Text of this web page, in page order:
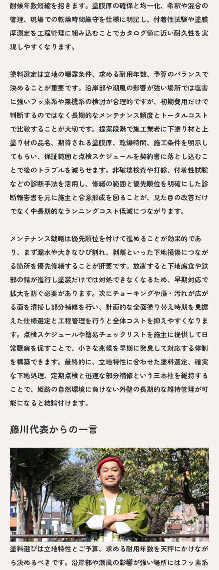
耐候年数短縮を招きます。塗膜厚の確保と均一化、希釈や混合の
管理、現場での乾燥時間厳守を仕様に明記し、付着性試験や塗膜
厚測定を工程管理に組み込むことでカタログ値に近い耐久性を実
現しやすくなります。
塗料選定は立地の曝露条件、求める耐用年数、予算のバランスで
決めることが重要です。沿岸部や潮風の影響が強い場所では塩害
に強いフッ素系や無機系の検討が合理的ですが、初期費用だけで
判断するのではなく長期的なメンテナンス頻度とトータルコスト
で比較することが大切です。提案段階で施工業者に下塗り材と上
塗り材の品名、期待される塗膜厚、乾燥時間、施工条件を明示し
てもらい、保証範囲と点検スケジュールを契約書に落とし込むこ
とで後のトラブルを減らせます。非破壊検査や打診、付着性試験
などの診断手法を活用し、修繕の範囲と優先順位を明確にした診
断報告書を元に施主と合意形成を図ることが、見た目の改善だけ
でなく中長期的なランニングコスト低減につながります。
メンテナンス戦略は優先順位を付けて進めることが効果的であ
り、まず漏水や大きなひび割れ、剥離といった下地損傷につなが
る箇所を優先修繕することが肝要です。放置すると下地腐食や鉄
部の錆が進行し塗装だけでは対処できなくなるため、早期対応で
拡大を防ぐ必要があります。次にチョーキングや藻・汚れが広が
る面を清掃し部分補修を行い、計画的な全面塗り替え時期を見据
えた仕様選定と工程管理を行うと全体コストを抑えやすくなりま
す。点検スケジュールや簡易チェックリストを施主に提供して日
常観察を促すことで、小さな兆候を早期に発見して対応する体制
を構築できます。最終的に、立地特性に合わせた塗料選定、確実
な下地処理、定期点検と迅速な部分補修という三本柱を維持する
ことで、姫路の自然環境に負けない外壁の長期的な維持管理が可
能になると結論付けます。
藤川代表からの一言
塗料選びは立地特性とご予算、求める耐用年数を天秤にかけなが
ら決めるべきです。沿岸部や潮風の影響が強い場所にはフッ素系